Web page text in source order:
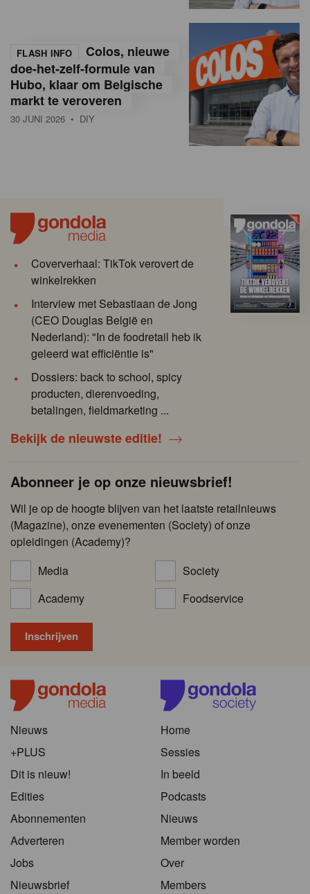
FLASH INFO
Colos, nieuwe
doe-het-zelf-formule van
Hubo, klaar om Belgische
markt te veroveren
30 JUNI 2026 • DIY
Coververhaal: TikTok verovert de
winkelrekken
Interview met Sebastiaan de Jong
(CEO Douglas België en
Nederland): "In de foodretail heb ik
geleerd wat efficiëntie is"
Dossiers: back to school, spicy
producten, dierenvoeding,
betalingen, fieldmarketing ...
Bekijk de nieuwste editie!
Abonneer je op onze nieuwsbrief!
Wil je op de hoogte blijven van het laatste retailnieuws
(Magazine), onze evenementen (Society) of onze
opleidingen (Academy)?
Media
Society
Academy
Foodservice
Nieuws
+PLUS
Dit is nieuw!
Edities
Abonnementen
Adverteren
Jobs
Nieuwsbrief
Home
Sessies
In beeld
Podcasts
Nieuws
Member worden
Over
Members